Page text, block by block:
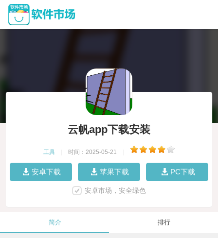
云帆app下载安装
工具 时间：2025-05-21
安卓下载 苹果下载 PC下载
安卓市场，安全绿色
简介 排行